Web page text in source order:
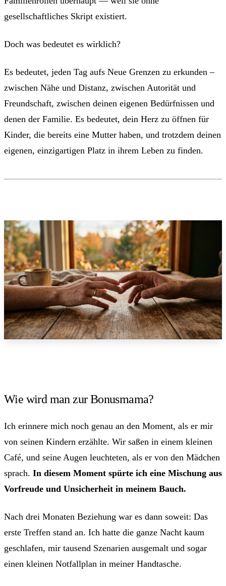
gesellschaftliches Skript existiert.
Doch was bedeutet es wirklich?
Es bedeutet, jeden Tag aufs Neue Grenzen zu erkunden –
zwischen Nähe und Distanz, zwischen Autorität und
Freundschaft, zwischen deinen eigenen Bedürfnissen und
denen der Familie. Es bedeutet, dein Herz zu öffnen für
Kinder, die bereits eine Mutter haben, und trotzdem deinen
eigenen, einzigartigen Platz in ihrem Leben zu finden.
Wie wird man zur Bonusmama?
Ich erinnere mich noch genau an den Moment, als er mir
von seinen Kindern erzählte. Wir saßen in einem kleinen
Café, und seine Augen leuchteten, als er von den Mädchen
sprach. In diesem Moment spürte ich eine Mischung aus
Vorfreude und Unsicherheit in meinem Bauch.
Nach drei Monaten Beziehung war es dann soweit: Das
erste Treffen stand an. Ich hatte die ganze Nacht kaum
geschlafen, mir tausend Szenarien ausgemalt und sogar
einen kleinen Notfallplan in meiner Handtasche.